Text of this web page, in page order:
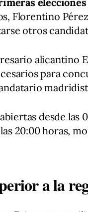
Florentino
otros
alicantino
para
desde las
20:00 horas,
a la